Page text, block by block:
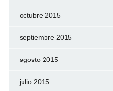
octubre 2015
septiembre 2015
agosto 2015
julio 2015